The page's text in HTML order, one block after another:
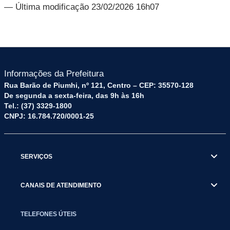
— Última modificação 23/02/2026 16h07
Informações da Prefeitura
Rua Barão de Piumhi, nº 121, Centro – CEP: 35570-128
De segunda a sexta-feira, das 9h às 16h
Tel.: (37) 3329-1800
CNPJ: 16.784.720/0001-25
SERVIÇOS
CANAIS DE ATENDIMENTO
TELEFONES ÚTEIS